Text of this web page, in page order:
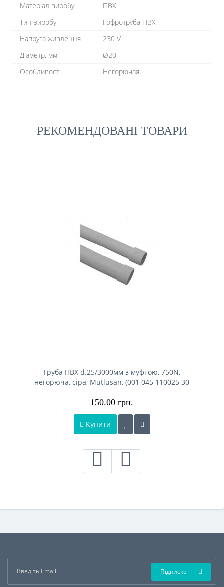
Матеріал виробу
ПВХ
Тип виробу
Гофротруба ПВХ
Напруга живлення
230 V
Діаметр, мм
Ø20
Особливості
Негорючая
РЕКОМЕНДОВАНІ ТОВАРИ
Труба ПВХ d.25/3000мм з муфтою, 750N,
негорюча, сіра, Mutlusan, (001 045 110025 30
150.00 грн.
Купити
Підписка